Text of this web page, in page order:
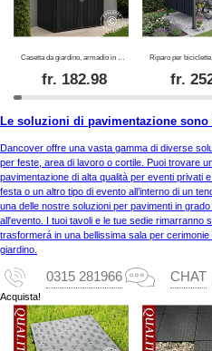
Casetta da giardino, armadio in metallo 1,47x0,86x1,34m, 1,26m², ProShed®, Antracite
fr. 182.98 fr.
Le soluzioni di pavimentazione
Dancover offre una vasta gamma di diverse
per feste, area di lavoro o cortile. Puoi trovare
pavimentazione di alta qualità per eventi privati
festa o un altro tipo di evento all’interno di un
una delle nostre soluzioni per pavimenti in
all'evento. I tuoi tavoli e le tue sedie rimarranno
trasformerá in una bellissima sala per
giardino.
0315 281966 CHAT
Acquista!